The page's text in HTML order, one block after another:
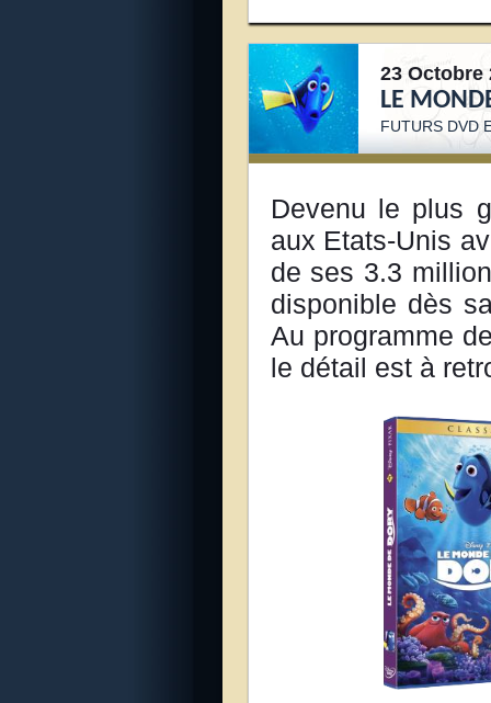
23 Octobre
LE
FUTURS DVD
Devenu le plus
aux Etats-Unis
de ses 3.3
disponible dès
Au programme
le détail est à